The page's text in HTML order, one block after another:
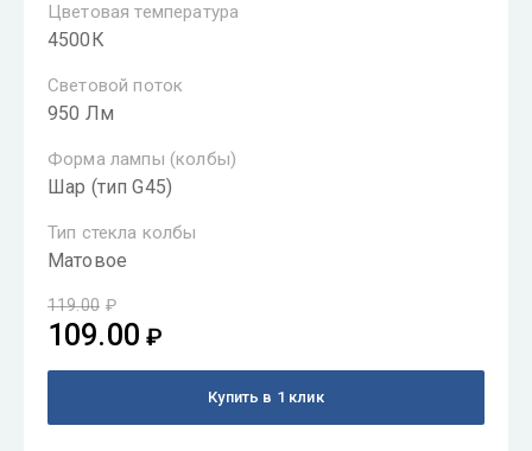
Цветовая температура
4500К
Световой поток
950 Лм
Форма лампы (колбы)
Шар (тип G45)
Тип стекла колбы
Матовое
119.00 ₽
109.00 ₽
Купить в 1 клик